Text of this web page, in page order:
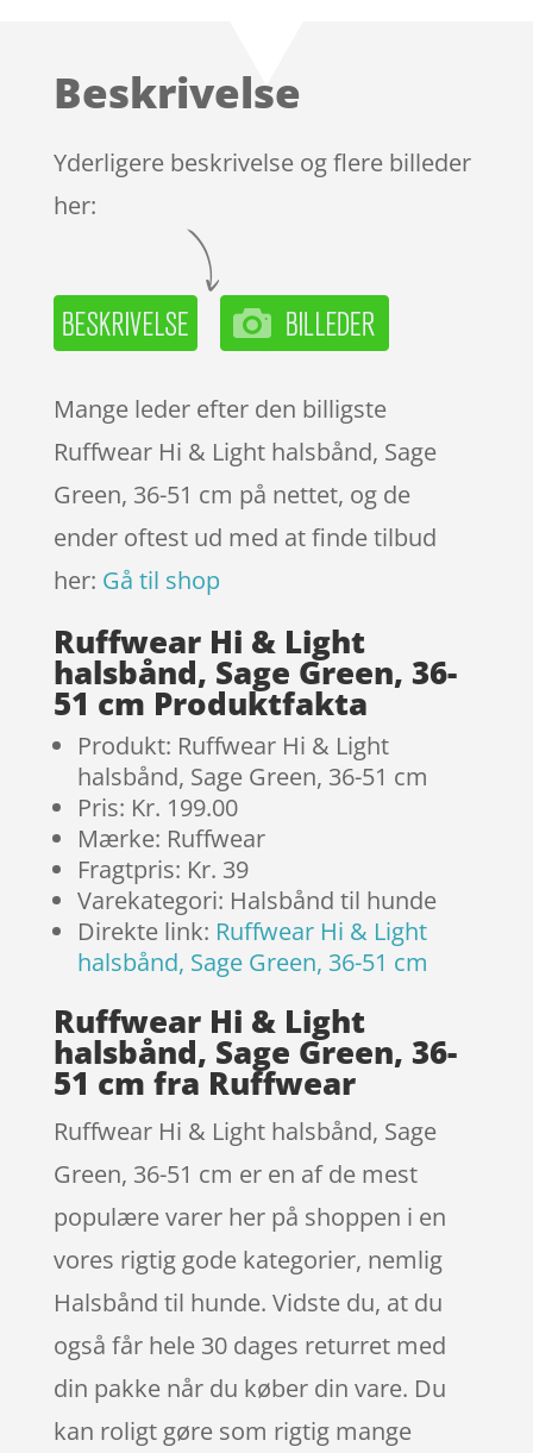
på
ømmels
er
Beskrivelse
Yderligere beskrivelse og flere billeder
her:
Mange leder efter den billigste
Ruffwear Hi & Light halsbånd, Sage
Green, 36-51 cm på nettet, og de
ender oftest ud med at finde tilbud
her: Gå til shop
Ruffwear Hi & Light
halsbånd, Sage Green, 36-
51 cm Produktfakta
Produkt: Ruffwear Hi & Light
halsbånd, Sage Green, 36-51 cm
Pris: Kr. 199.00
Mærke: Ruffwear
Fragtpris: Kr. 39
Varekategori: Halsbånd til hunde
Direkte link: Ruffwear Hi & Light
halsbånd, Sage Green, 36-51 cm
Ruffwear Hi & Light
halsbånd, Sage Green, 36-
51 cm fra Ruffwear
Ruffwear Hi & Light halsbånd, Sage
Green, 36-51 cm er en af de mest
populære varer her på shoppen i en
vores rigtig gode kategorier, nemlig
Halsbånd til hunde. Vidste du, at du
også får hele 30 dages returret med
din pakke når du køber din vare. Du
kan roligt gøre som rigtig mange